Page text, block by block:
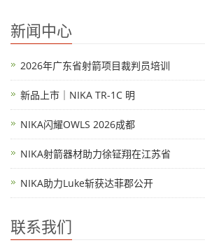
新闻中心
2026年广东省射箭项目裁判员培训
新品上市｜NIKA TR-1C 明
NIKA闪耀OWLS 2026成都
NIKA射箭器材助力徐钲翔在江苏省
NIKA助力Luke斩获达菲郡公开
联系我们